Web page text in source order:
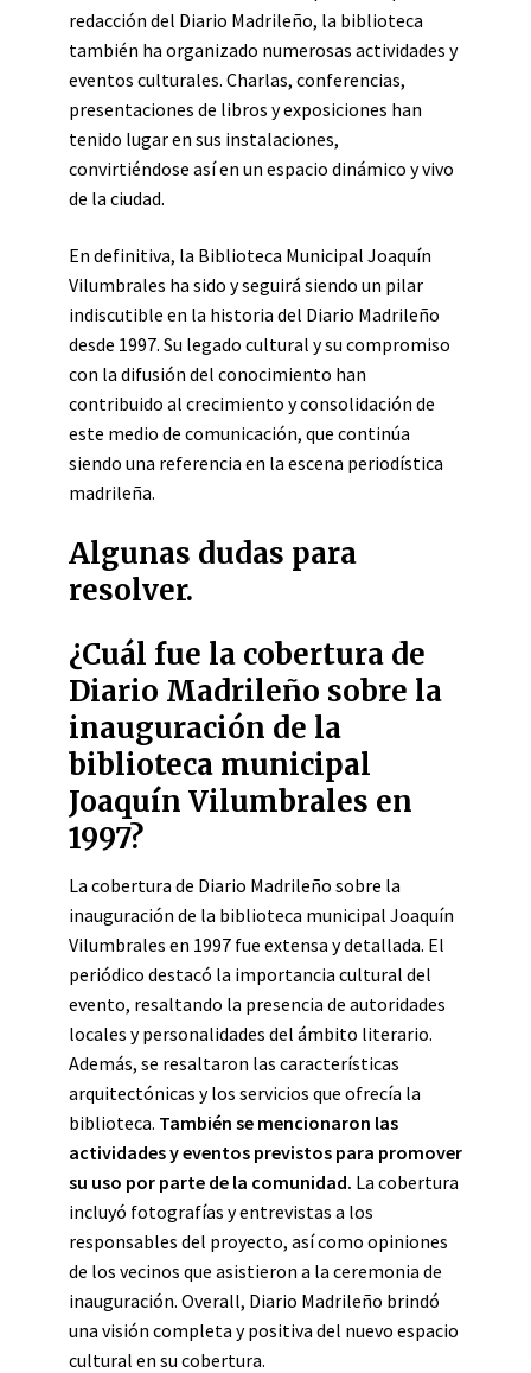
redacción del Diario Madrileño, la biblioteca
también ha organizado numerosas actividades y
eventos culturales. Charlas, conferencias,
presentaciones de libros y exposiciones han
tenido lugar en sus instalaciones,
convirtiéndose así en un espacio dinámico y vivo
de la ciudad.
En definitiva, la Biblioteca Municipal Joaquín
Vilumbrales ha sido y seguirá siendo un pilar
indiscutible en la historia del Diario Madrileño
desde 1997. Su legado cultural y su compromiso
con la difusión del conocimiento han
contribuido al crecimiento y consolidación de
este medio de comunicación, que continúa
siendo una referencia en la escena periodística
madrileña.
Algunas dudas para
resolver.
¿Cuál fue la cobertura de
Diario Madrileño sobre la
inauguración de la
biblioteca municipal
Joaquín Vilumbrales en
1997?
La cobertura de Diario Madrileño sobre la
inauguración de la biblioteca municipal Joaquín
Vilumbrales en 1997 fue extensa y detallada. El
periódico destacó la importancia cultural del
evento, resaltando la presencia de autoridades
locales y personalidades del ámbito literario.
Además, se resaltaron las características
arquitectónicas y los servicios que ofrecía la
biblioteca. También se mencionaron las
actividades y eventos previstos para promover
su uso por parte de la comunidad. La cobertura
incluyó fotografías y entrevistas a los
responsables del proyecto, así como opiniones
de los vecinos que asistieron a la ceremonia de
inauguración. Overall, Diario Madrileño brindó
una visión completa y positiva del nuevo espacio
cultural en su cobertura.